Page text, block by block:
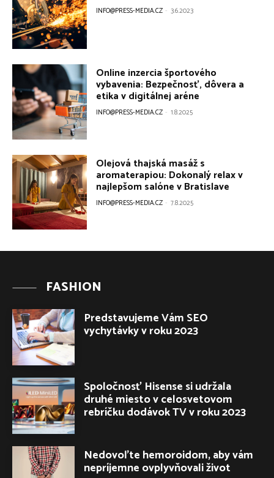
FASHION
Predstavujeme Vám SEO
vychytávky v roku 2023
Spoločnosť Hisense si udržala
druhé miesto v celosvetovom
rebríčku dodávok TV v roku 2023
Nedovoľte hemoroidom, aby vám
nepríjemne ovplyvňovali život